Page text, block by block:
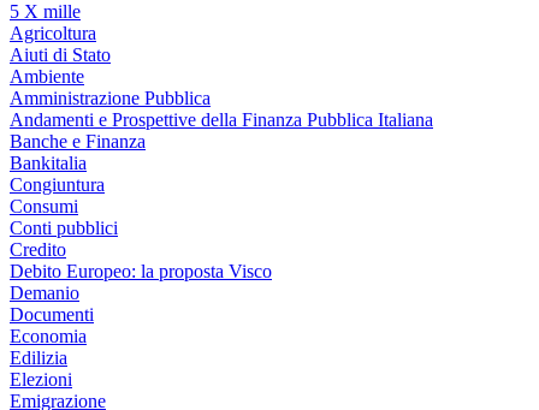
5 X mille
Agricoltura
Aiuti di Stato
Ambiente
Amministrazione Pubblica
Andamenti e Prospettive della Finanza Pubblica Italiana
Banche e Finanza
Bankitalia
Congiuntura
Consumi
Conti pubblici
Credito
Debito Europeo: la proposta Visco
Demanio
Documenti
Economia
Edilizia
Elezioni
Emigrazione